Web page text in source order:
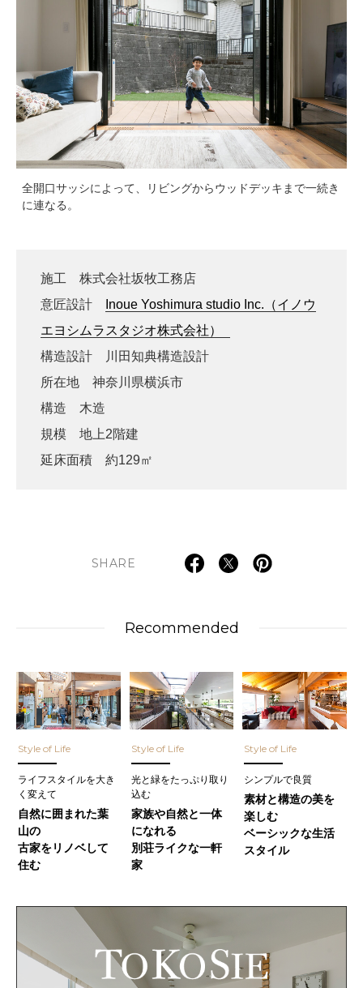
全開口サッシによって、リビングからウッドデッキまで一続き
に連なる。
施工 株式会社坂牧工務店
意匠設計
Inoue Yoshimura studio Inc.（イノウ
エヨシムラスタジオ株式会社）
構造設計 川田知典構造設計
所在地 神奈川県横浜市
構造 木造
規模 地上2階建
延床面積 約129㎡
SHARE
Recommended
Style of Life
ライフスタイルを大き
く変えて
自然に囲まれた葉
山の
古家をリノベして
住む
Style of Life
光と緑をたっぷり取り
込む
家族や自然と一体
になれる
別荘ライクな一軒
家
Style of Life
シンプルで良質
素材と構造の美を
楽しむ
ベーシックな生活
スタイル